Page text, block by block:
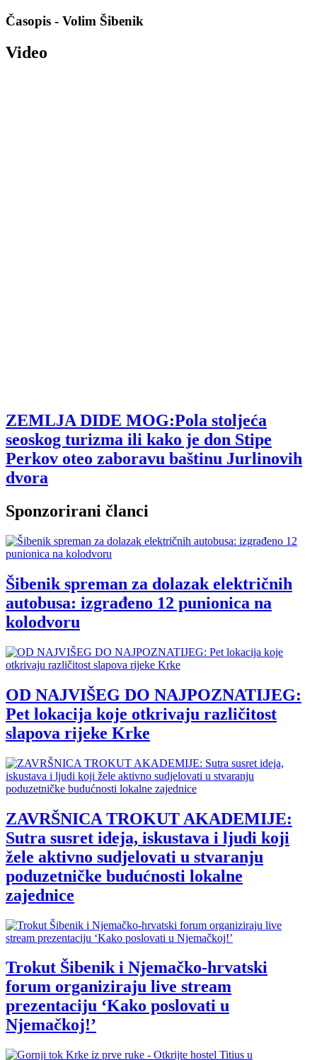
Časopis - Volim Šibenik
Video
ZEMLJA DIDE MOG:Pola stoljeća
seoskog turizma ili kako je don Stipe
Perkov oteo zaboravu baštinu Jurlinovih
dvora
Sponzorirani članci
Šibenik spreman za dolazak električnih
autobusa: izgrađeno 12 punionica na
kolodvoru
OD NAJVIŠEG DO NAJPOZNATIJEG:
Pet lokacija koje otkrivaju različitost
slapova rijeke Krke
ZAVRŠNICA TROKUT AKADEMIJE:
Sutra susret ideja, iskustava i ljudi koji
žele aktivno sudjelovati u stvaranju
poduzetničke budućnosti lokalne
zajednice
Trokut Šibenik i Njemačko-hrvatski
forum organiziraju live stream
prezentaciju ‘Kako poslovati u
Njemačkoj!’